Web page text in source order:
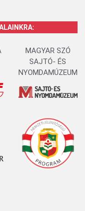
MAGYAR SZÓ
SAJTÓ- ÉS
NYOMDAMÚZEUM